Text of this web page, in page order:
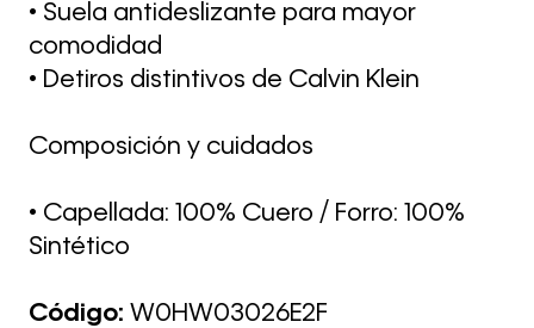
• Suela antideslizante para mayor
comodidad
• Detiros distintivos de Calvin Klein
Composición y cuidados
• Capellada: 100% Cuero / Forro: 100%
Sintético
Código: W0HW03026E2F